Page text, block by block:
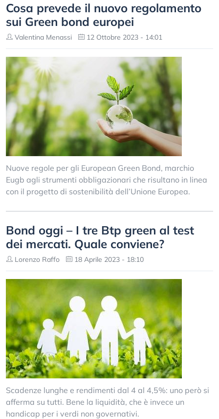
Cosa prevede il nuovo regolamento
sui Green bond europei
Valentina Menassi 12 Ottobre 2023 - 14:01
Nuove regole per gli European Green Bond, marchio
Eugb agli strumenti obbligazionari che risultano in linea
con il progetto di sostenibilità dell’Unione Europea.
Bond oggi – I tre Btp green al test
dei mercati. Quale conviene?
Lorenzo Raffo 18 Aprile 2023 - 18:10
Scadenze lunghe e rendimenti dal 4 al 4,5%: uno però si
afferma su tutti. Bene la liquidità, che è invece un
handicap per i verdi non governativi.